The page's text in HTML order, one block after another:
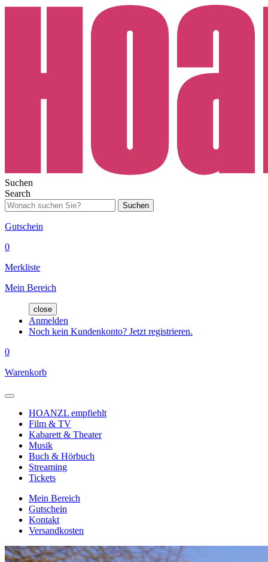
Suchen
Search
Suchen
Gutschein
0
Merkliste
Mein Bereich
close
Anmelden
Noch kein Kundenkonto? Jetzt registrieren.
0
Warenkorb
HOANZL empfiehlt
Film & TV
Kabarett & Theater
Musik
Buch & Hörbuch
Streaming
Tickets
Mein Bereich
Gutschein
Kontakt
Versandkosten